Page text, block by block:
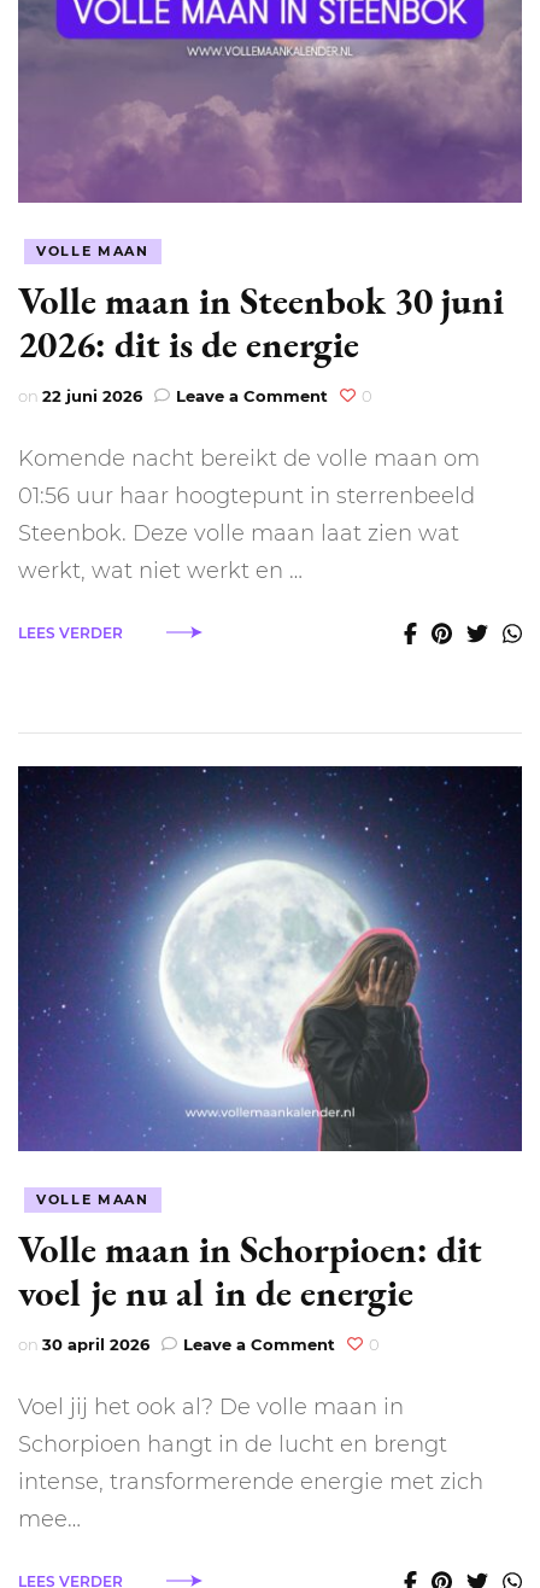
VOLLE MAAN
Volle maan in Steenbok 30 juni
2026: dit is de energie
on 22 juni 2026 Leave a Comment on
in
Steenbok
juni
0
Komende nacht bereikt de volle maan om
01:56 uur haar hoogtepunt in sterrenbeeld
Steenbok. Deze volle maan laat zien wat
werkt, wat niet werkt en …
LEES VERDER
VOLLE MAAN
Volle maan in Schorpioen: dit
voel je nu al in de energie
on 30 april 2026 Leave a Comment on
in
Schorpioen:
voel
0
Voel jij het ook al? De volle maan in
Schorpioen hangt in de lucht en brengt
intense, transformerende energie met zich
mee…
LEES VERDER